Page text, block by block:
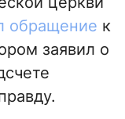
обращение к
заявил о